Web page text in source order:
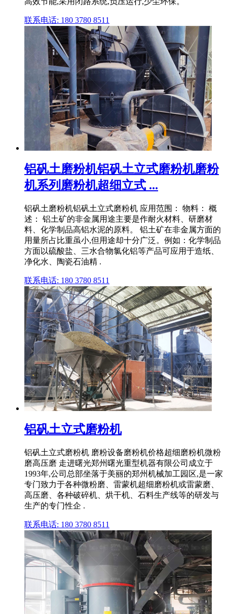
联系电话: 180 3780 8511
铝矾土磨粉机铝矾土立式磨粉机磨粉
机系列磨粉机超细立式 ...
铝矾土磨粉机铝矾土立式磨粉机 应用范围： 物料： 概
述： 铝土矿的非金属用途主要是作耐火材料、研磨材
料、化学制品高铝水泥的原料。 铝土矿在非金属方面的
用量所占比重虽小,但用途却十分广泛。例如：化学制品
方面以硫酸盐、三水合物氯化铝等产品可应用于造纸、
净化水、陶瓷石油精 .
联系电话: 180 3780 8511
铝矾土立式磨粉机
铝矾土立式磨粉机 磨粉设备磨粉机价格超细磨粉机微粉
磨高压磨 走进曙光郑州曙光重型机器有限公司成立于
1993年,公司总部坐落于美丽的郑州机械加工园区,是一家
专门致力于各种微粉磨、雷蒙机超细磨粉机或雷蒙磨、
高压磨、各种破碎机、烘干机、石料生产线等的研发与
生产的专门性企 .
联系电话: 180 3780 8511